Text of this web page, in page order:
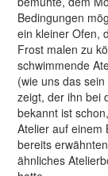
Bedingungen
ein kleiner Ofen,
Frost malen zu
schwimmende
(wie uns das
zeigt, der ihn bei
bekannt ist
Atelier auf einem
bereits
ähnliches